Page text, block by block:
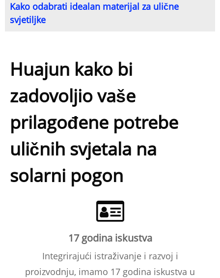
Kako odabrati idealan materijal za ulične
svjetiljke
Huajun kako bi
zadovoljio vaše
prilagođene potrebe
uličnih svjetala na
solarni pogon
17 godina iskustva
Integrirajući istraživanje i razvoj i
proizvodnju, imamo 17 godina iskustva u